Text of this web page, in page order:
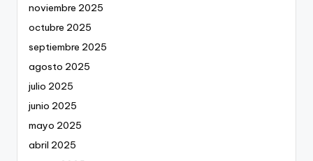
noviembre 2025
octubre 2025
septiembre 2025
agosto 2025
julio 2025
junio 2025
mayo 2025
abril 2025